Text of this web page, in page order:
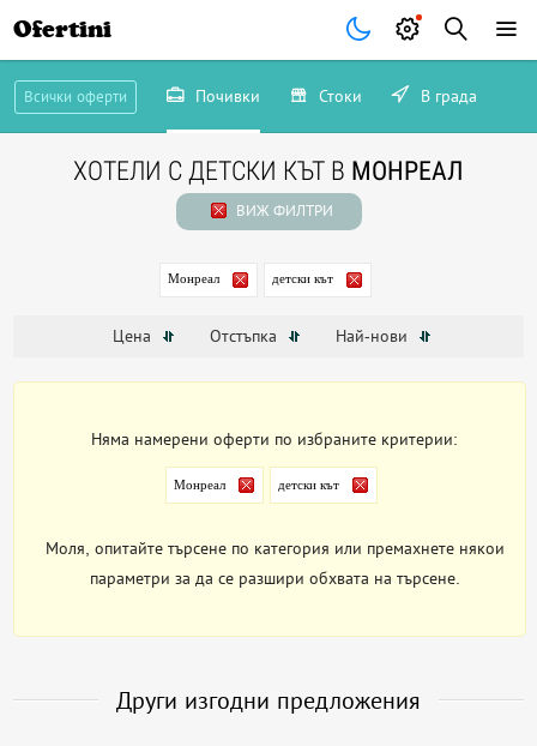
Ofertini
Всички оферти Почивки Стоки В града
ХОТЕЛИ С ДЕТСКИ КЪТ В МОНРЕАЛ
ВИЖ ФИЛТРИ
Монреал детски кът
Цена Отстъпка Най-нови
Няма намерени оферти по избраните критерии:
Монреал детски кът
Моля, опитайте търсене по категория или премахнете някои
параметри за да се разшири обхвата на търсене.
Други изгодни предложения